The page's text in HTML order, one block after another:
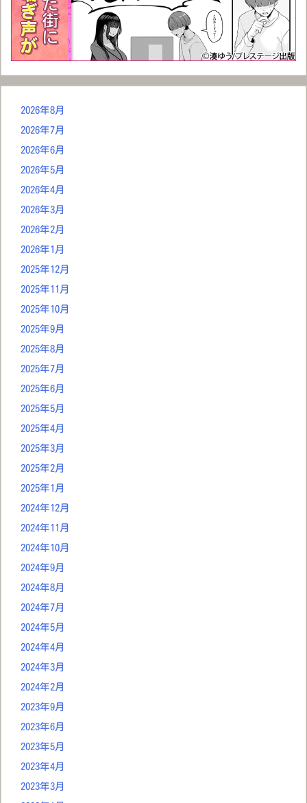
2026年8月
2026年7月
2026年6月
2026年5月
2026年4月
2026年3月
2026年2月
2026年1月
2025年12月
2025年11月
2025年10月
2025年9月
2025年8月
2025年7月
2025年6月
2025年5月
2025年4月
2025年3月
2025年2月
2025年1月
2024年12月
2024年11月
2024年10月
2024年9月
2024年8月
2024年7月
2024年5月
2024年4月
2024年3月
2024年2月
2023年9月
2023年6月
2023年5月
2023年4月
2023年3月